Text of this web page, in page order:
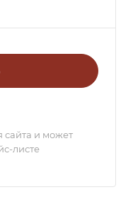
сайта и может
листе